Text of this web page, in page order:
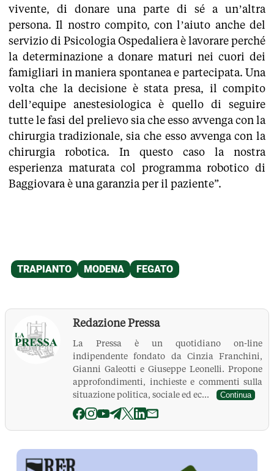
vivente, di donare una parte di sé a un’altra
persona. Il nostro compito, con l’aiuto anche del
servizio di Psicologia Ospedaliera è lavorare perché
la determinazione a donare maturi nei cuori dei
famigliari in maniera spontanea e partecipata. Una
volta che la decisione è stata presa, il compito
dell’equipe anestesiologica è quello di seguire
tutte le fasi del prelievo sia che esso avvenga con la
chirurgia tradizionale, sia che esso avvenga con la
chirurgia robotica. In questo caso la nostra
esperienza maturata col programma robotico di
Baggiovara è una garanzia per il paziente”.
Redazione Pressa
La Pressa è un quotidiano on-line
indipendente fondato da Cinzia Franchini,
Gianni Galeotti e Giuseppe Leonelli. Propone
approfondimenti, inchieste e commenti sulla
situazione politica, sociale ed ec...
Continua
La Pressa